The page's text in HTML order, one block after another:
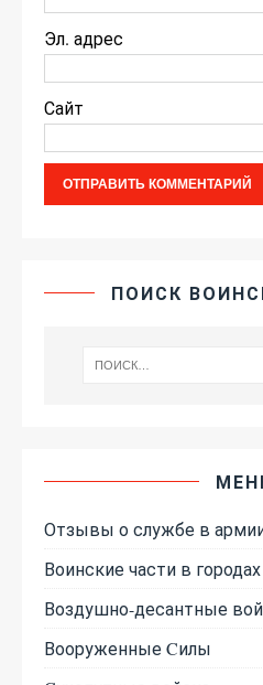
Эл. адрес
Сайт
ПОИСК
Отзывы о службе в
Воинские части в городах
Воздушно-десантные
Вооруженные Cилы